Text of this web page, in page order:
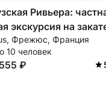
Ривьера:
экскурсия на
с аперитивом,
на сапборде и
Фрежюс, Франция
10 человек
₽